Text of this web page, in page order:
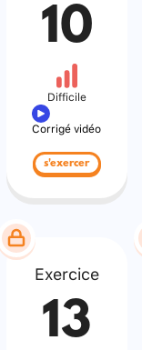
10
Difficile
Corrigé vidéo
s'exercer
Exercice
13